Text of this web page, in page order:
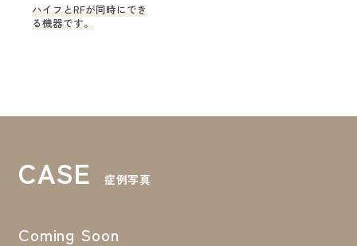
ハイフとRFが同時にでき
る機器です。
CASE 症例写真
Coming Soon